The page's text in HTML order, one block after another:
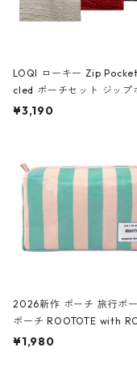
LOQI ローキー Zip
cled ポーチセット ジップ
ファスナーポーチ 撥水加
ーガンディー、オフホワ
¥3,190
2026新作 ポーチ 旅行ポ
ポーチ ROOTOTE with
ch 3532 ルートート WR.
¥1,980